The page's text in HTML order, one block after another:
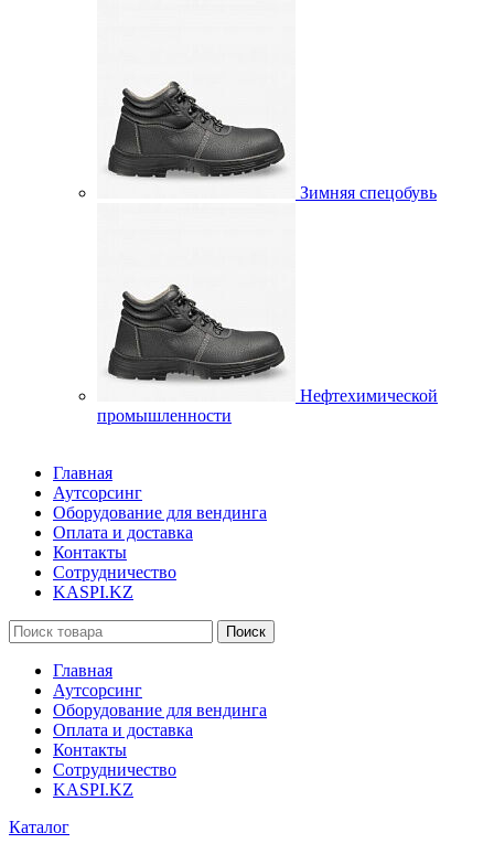
Зимняя спецобувь
Нефтехимической
промышленности
Главная
Аутсорсинг
Оборудование для вендинга
Оплата и доставка
Контакты
Сотрудничество
KASPI.KZ
Поиск
Главная
Аутсорсинг
Оборудование для вендинга
Оплата и доставка
Контакты
Сотрудничество
KASPI.KZ
Каталог